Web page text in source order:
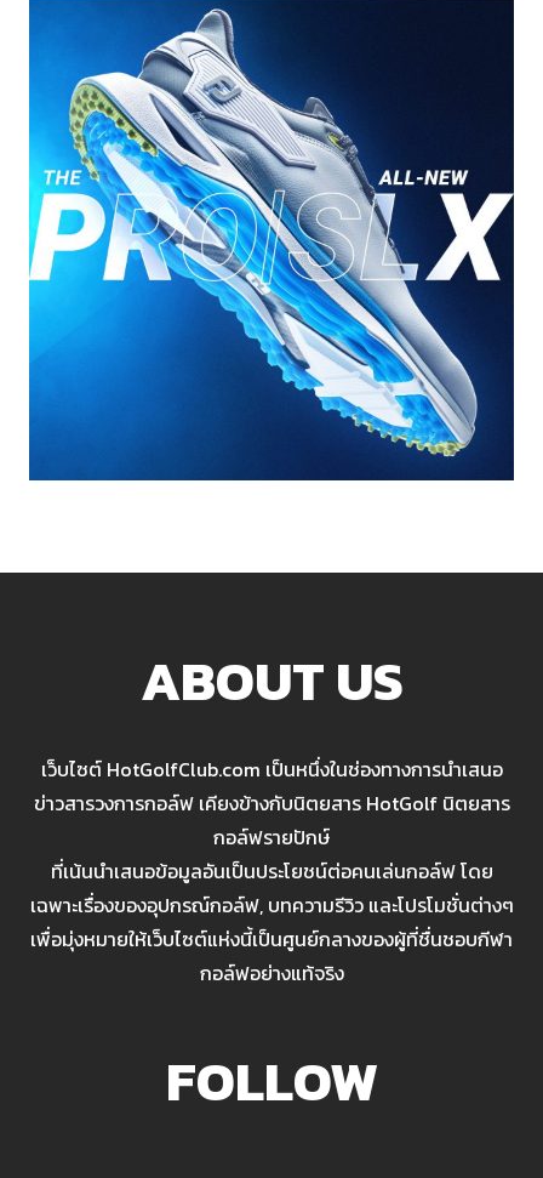
ABOUT US
เว็บไซต์ HotGolfClub.com เป็นหนึ่งในช่องทางการนำเสนอ
ข่าวสารวงการกอล์ฟ เคียงข้างกับนิตยสาร HotGolf นิตยสาร
กอล์ฟรายปักษ์
ที่เน้นนำเสนอข้อมูลอันเป็นประโยชน์ต่อคนเล่นกอล์ฟ โดย
เฉพาะเรื่องของอุปกรณ์กอล์ฟ, บทความรีวิว และโปรโมชั่นต่างๆ
เพื่อมุ่งหมายให้เว็บไซต์แห่งนี้เป็นศูนย์กลางของผู้ที่ชื่นชอบกีฬา
กอล์ฟอย่างแท้จริง
FOLLOW